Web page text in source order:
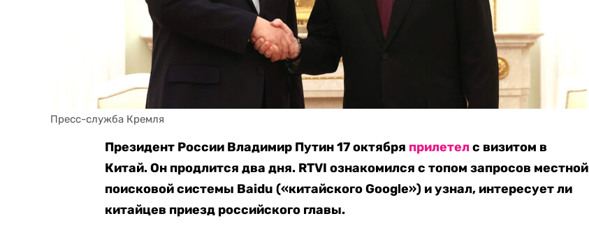
Пресс-служба Кремля
Президент России Владимир Путин 17 октября прилетелс визитом в
Китай. Он продлится два дня. RTVI ознакомился с топом запросов местной
поисковой системы Baidu («китайского Google») и узнал, интересует ли
китайцев приезд российского главы.